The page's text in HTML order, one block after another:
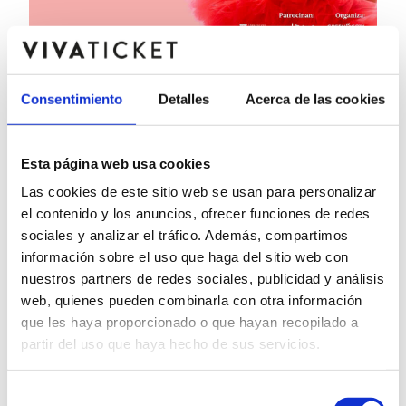
Consentimiento Detalles Acerca de las cookies
Esta página web usa cookies
Las cookies de este sitio web se usan para personalizar
el contenido y los anuncios, ofrecer funciones de redes
sociales y analizar el tráfico. Además, compartimos
información sobre el uso que haga del sitio web con
nuestros partners de redes sociales, publicidad y análisis
web, quienes pueden combinarla con otra información
que les haya proporcionado o que hayan recopilado a
partir del uso que haya hecho de sus servicios.
LAURA GALLEGO - LA
ÚLTIMA FOLCLÓRICA
28 mayo 2025
Description
“La Última Folclórica” es un viaje por la historia de la
copla y su evolución, desde sus raíces más puras
hasta su adaptación a los nuevos tiempos.
Laura Gallego, con su carisma y autenticidad, logra
conectar con el público de todas las edades, haciendo
vibrar a quienes añoran las voces de artistas como
Rocío Jurado, Marifé de Triana o Concha Piquer, a la